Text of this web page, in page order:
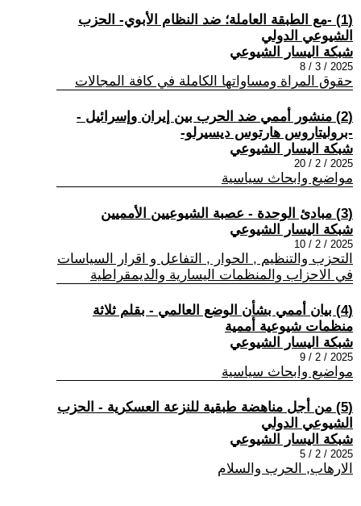
(1) -مع الطبقة العاملة؛ ضد النظام الأبوي- الحزب
الشيوعي الدولي
شبكة اليسار الشيوعي
2025 / 3 / 8
حقوق المراة ومساواتها الكاملة في كافة المجالات
(2) منشور أممي ضد الحرب بين إيران وإسرائيل -
-بروليتاروس هارتوس ديسيرلو-
شبكة اليسار الشيوعي
2025 / 2 / 20
مواضيع وابحاث سياسية
(3) مبادئ الوحدة - عصبة الشيوعيين الأمميين
شبكة اليسار الشيوعي
2025 / 2 / 10
التحزب والتنظيم , الحوار , التفاعل و اقرار السياسات
في الاحزاب والمنظمات اليسارية والديمقراطية
(4) بيان أممي بشأن الوضع العالمي - بقلم ثلاثة
منظمات شيوعية أممية
شبكة اليسار الشيوعي
2025 / 2 / 9
مواضيع وابحاث سياسية
(5) من أجل مناهضة طبقية للنزعة العسكرية - الحزب
الشيوعي الدولي
شبكة اليسار الشيوعي
2025 / 2 / 5
الارهاب, الحرب والسلام